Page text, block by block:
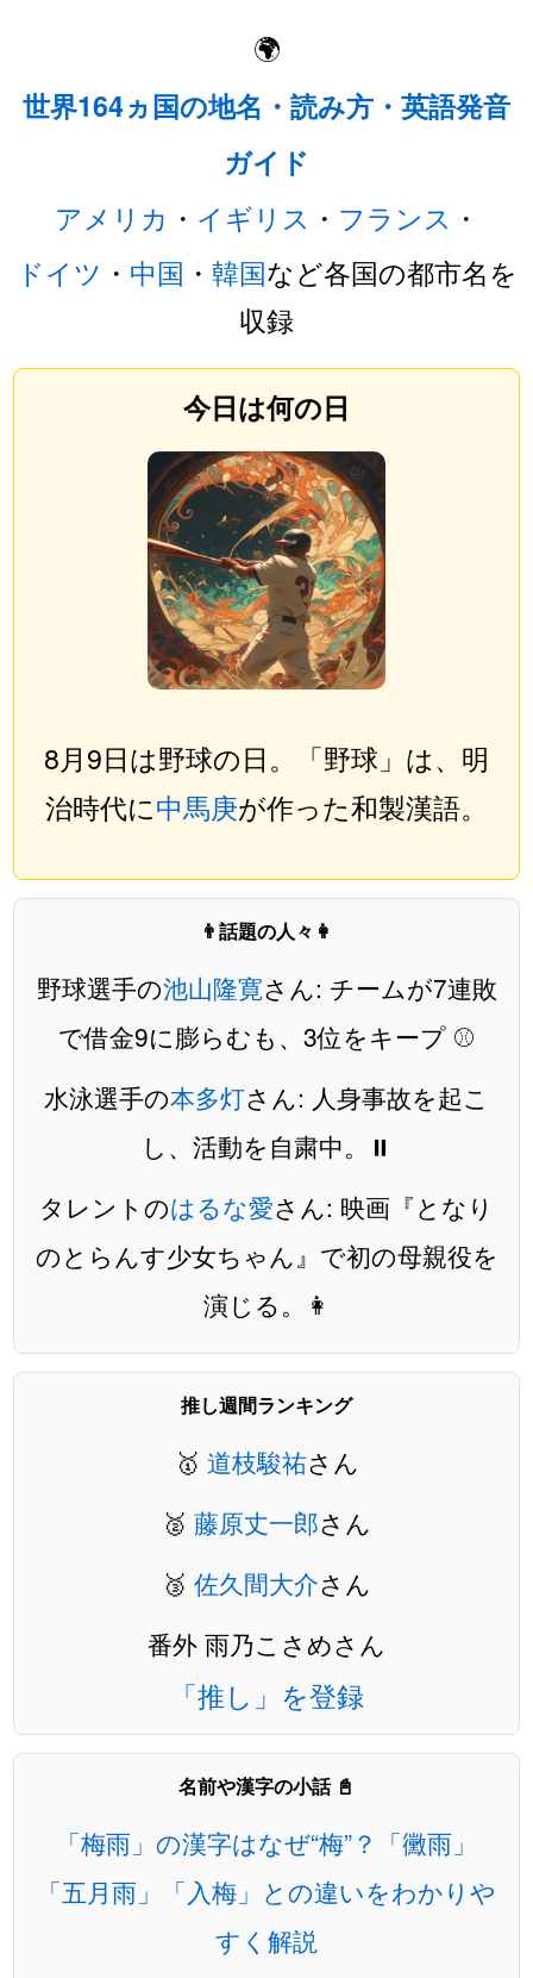
🌍
世界164ヵ国の地名・読み方・英語発音
ガイド
アメリカ ・ イギリス ・ フランス ・
ドイツ ・ 中国 ・ 韓国など各国の都市名を
収録
今日は何の日
8月9日は野球の日。「野球」は、明
治時代に中馬庚が作った和製漢語。
👨話題の人々👩
野球選手の池山隆寛さん: チームが7連敗
で借金9に膨らむも、3位をキープ ⚾️
水泳選手の本多灯さん: 人身事故を起こ
し、活動を自粛中。⏸️
タレントのはるな愛さん: 映画『となり
のとらんす少女ちゃん』で初の母親役を
演じる。👩
推し週間ランキング
🥇 道枝駿祐さん
🥈 藤原丈一郎さん
🥉 佐久間大介さん
番外 雨乃こさめさん
「推し」を登録
名前や漢字の小話 📓
「梅雨」の漢字はなぜ“梅”？「黴雨」
「五月雨」「入梅」との違いをわかりや
すく解説